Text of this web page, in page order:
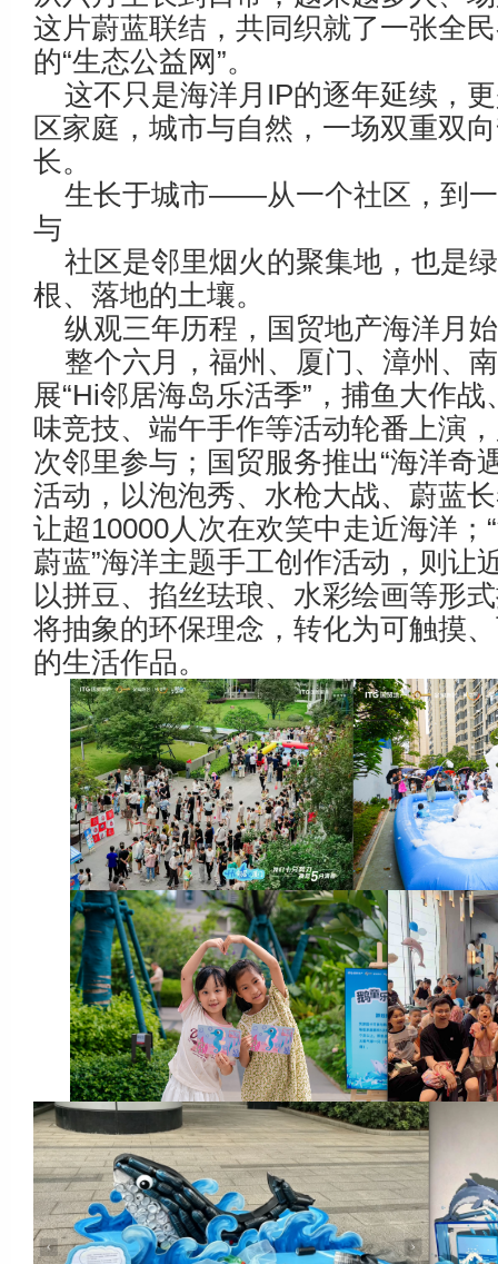
这片蔚蓝联结，共同织就了一张全
的“生态公益网”。
这不只是海洋月IP的逐年延续，
区家庭，城市与自然，一场双重双
长。
生长于城市——从一个社区，到
与
社区是邻里烟火的聚集地，也是
根、落地的土壤。
纵观三年历程，国贸地产海洋月
整个六月，福州、厦门、漳州、
展“Hi邻居海岛乐活季”，捕鱼大作
味竞技、端午手作等活动轮番上演
次邻里参与；国贸服务推出“海洋奇
活动，以泡泡秀、水枪大战、蔚蓝
让超10000人次在欢笑中走近海洋；“
蔚蓝”海洋主题手工创作活动，则让
以拼豆、掐丝珐琅、水彩绘画等形
将抽象的环保理念，转化为可触摸
的生活作品。